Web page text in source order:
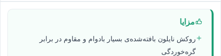
مزایا
روکش نایلون بافته‌شده‌ی بسیار بادوام و مقاوم در برابر
گره‌خوردگی